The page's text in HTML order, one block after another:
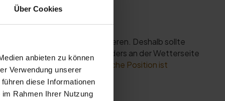
Über Cookies
anbieten zu können
Verwendung unserer
diese Informationen
Rahmen Ihrer Nutzung
den Komfort deutlich reduzieren. Deshalb sollte
Gefühl schaffen. Besonders an der Wetterseite
Front oder Seite: Welche Position ist